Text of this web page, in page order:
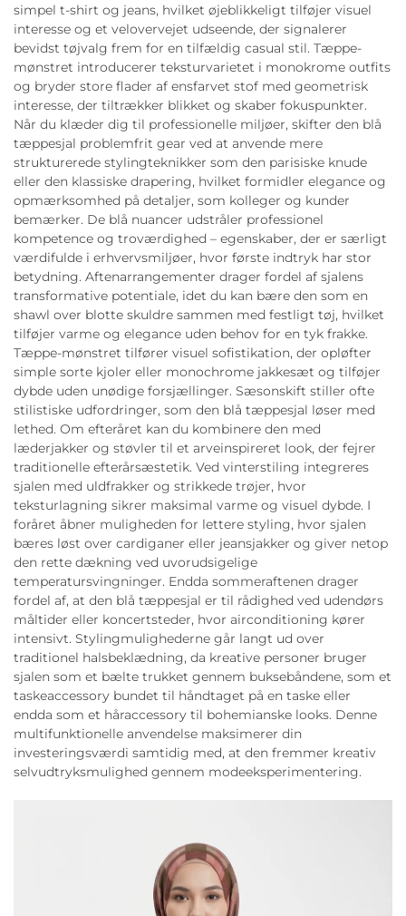
simpel t-shirt og jeans, hvilket øjeblikkeligt tilføjer visuel
interesse og et velovervejet udseende, der signalerer
bevidst tøjvalg frem for en tilfældig casual stil. Tæppe-
mønstret introducerer teksturvarietet i monokrome outfits
og bryder store flader af ensfarvet stof med geometrisk
interesse, der tiltrækker blikket og skaber fokuspunkter.
Når du klæder dig til professionelle miljøer, skifter den blå
tæppesjal problemfrit gear ved at anvende mere
strukturerede stylingteknikker som den parisiske knude
eller den klassiske drapering, hvilket formidler elegance og
opmærksomhed på detaljer, som kolleger og kunder
bemærker. De blå nuancer udstråler professionel
kompetence og troværdighed – egenskaber, der er særligt
værdifulde i erhvervsmiljøer, hvor første indtryk har stor
betydning. Aftenarrangementer drager fordel af sjalens
transformative potentiale, idet du kan bære den som en
shawl over blotte skuldre sammen med festligt tøj, hvilket
tilføjer varme og elegance uden behov for en tyk frakke.
Tæppe-mønstret tilfører visuel sofistikation, der opløfter
simple sorte kjoler eller monochrome jakkesæt og tilføjer
dybde uden unødige forsjællinger. Sæsonskift stiller ofte
stilistiske udfordringer, som den blå tæppesjal løser med
lethed. Om efteråret kan du kombinere den med
læderjakker og støvler til et arveinspireret look, der fejrer
traditionelle efterårsæstetik. Ved vinterstiling integreres
sjalen med uldfrakker og strikkede trøjer, hvor
teksturlagning sikrer maksimal varme og visuel dybde. I
foråret åbner muligheden for lettere styling, hvor sjalen
bæres løst over cardiganer eller jeansjakker og giver netop
den rette dækning ved uvorudsigelige
temperatursvingninger. Endda sommeraftenen drager
fordel af, at den blå tæppesjal er til rådighed ved udendørs
måltider eller koncertsteder, hvor airconditioning kører
intensivt. Stylingmulighederne går langt ud over
traditionel halsbeklædning, da kreative personer bruger
sjalen som et bælte trukket gennem buksebåndene, som et
taskeaccessory bundet til håndtaget på en taske eller
endda som et håraccessory til bohemianske looks. Denne
multifunktionelle anvendelse maksimerer din
investeringsværdi samtidig med, at den fremmer kreativ
selvudtryksmulighed gennem modeeksperimentering.